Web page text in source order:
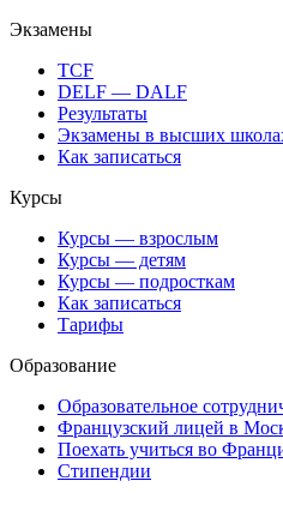
Экзамены
TCF
DELF — DALF
Результаты
Экзамены в высших
Как записаться
Курсы
Курсы — взрослым
Курсы — детям
Курсы — подросткам
Как записаться
Тарифы
Образование
Образовательное
Французский лицей в
Поехать учиться во
Стипендии